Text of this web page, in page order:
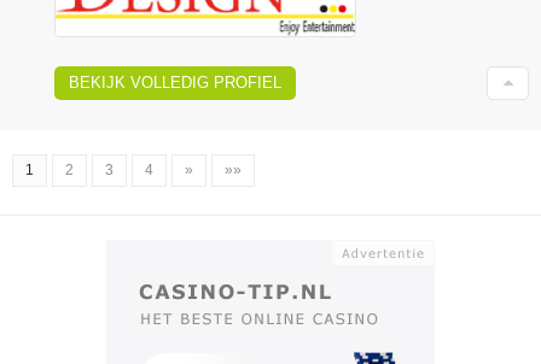
BEKIJK VOLLEDIG PROFIEL
1 2 3 4 » »»